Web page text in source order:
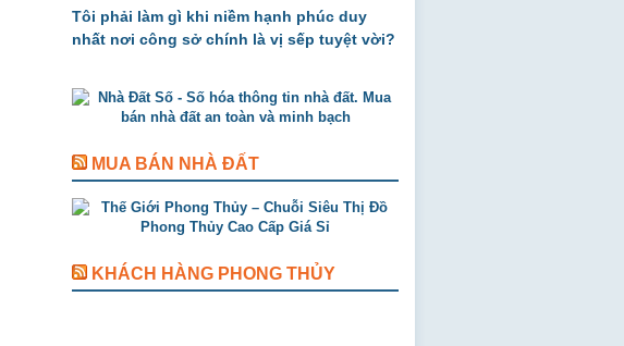
Tôi phải làm gì khi niềm hạnh phúc duy
nhất nơi công sở chính là vị sếp tuyệt vời?
MUA BÁN NHÀ ĐẤT
KHÁCH HÀNG PHONG THỦY